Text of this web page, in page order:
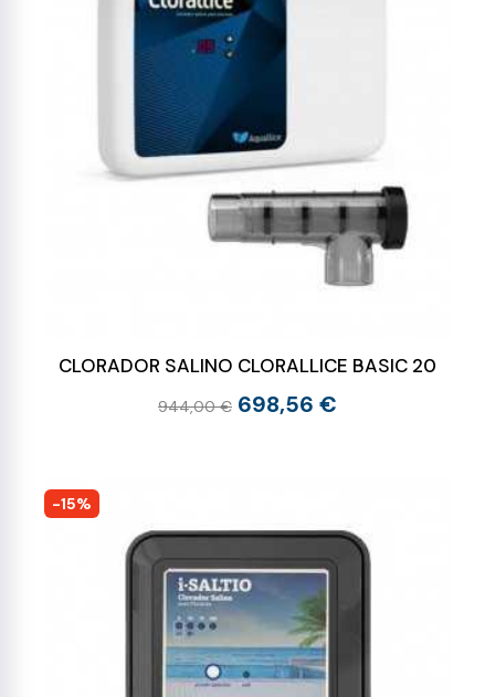
CLORADOR SALINO CLORALLICE BASIC 20
944,00 € 698,56 €
-15%